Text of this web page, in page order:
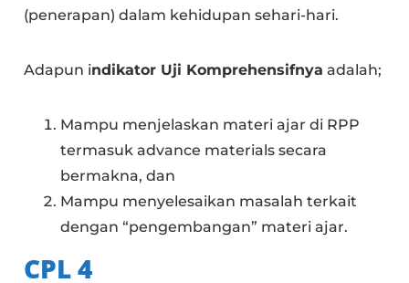
(penerapan) dalam kehidupan sehari-hari.
Adapun indikator Uji Komprehensifnya adalah;
Mampu menjelaskan materi ajar di RPP
termasuk advance materials secara
bermakna, dan
Mampu menyelesaikan masalah terkait
dengan “pengembangan” materi ajar.
CPL4